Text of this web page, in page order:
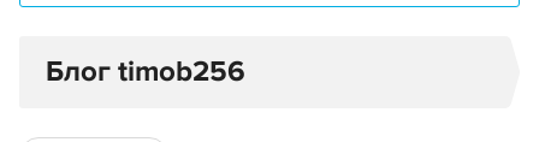
Блог timob256